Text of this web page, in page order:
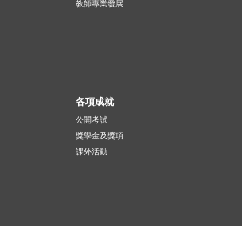
教師專業發展
各項成就
公開考試
獎學金及獎項
課外活動